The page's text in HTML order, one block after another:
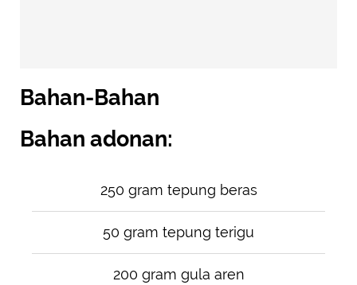
Bahan-Bahan
Bahan adonan:
250 gram tepung beras
50 gram tepung terigu
200 gram gula aren